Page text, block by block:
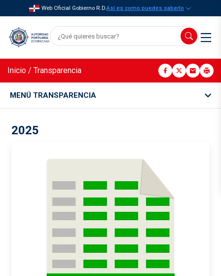
Web Oficial Gobierno R.D.Así es como puedes saberlo
Inicio / Transparencia
MENÚ TRANSPARENCIA
2025